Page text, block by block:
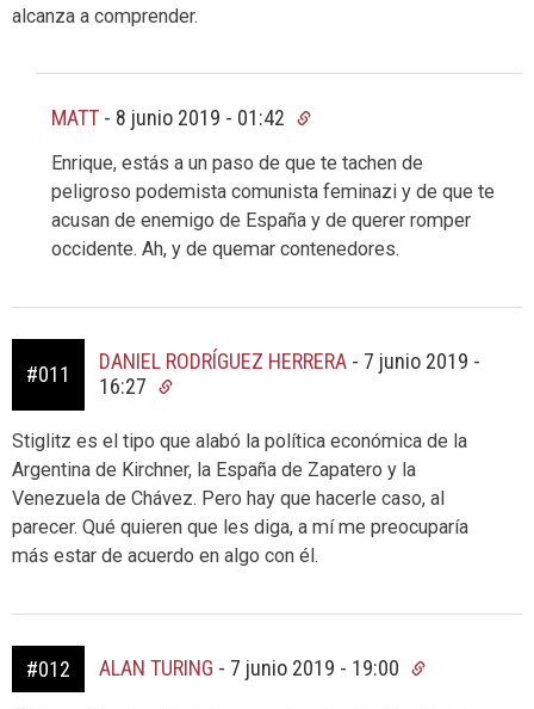
alcanza a comprender.
MATT - 8 junio 2019 - 01:42
Enrique, estás a un paso de que te tachen de
peligroso podemista comunista feminazi y de que te
acusan de enemigo de España y de querer romper
occidente. Ah, y de quemar contenedores.
#011
DANIEL RODRÍGUEZ HERRERA - 7 junio 2019 -
16:27
Stiglitz es el tipo que alabó la política económica de la
Argentina de Kirchner, la España de Zapatero y la
Venezuela de Chávez. Pero hay que hacerle caso, al
parecer. Qué quieren que les diga, a mí me preocuparía
más estar de acuerdo en algo con él.
#012 ALAN TURING - 7 junio 2019 - 19:00